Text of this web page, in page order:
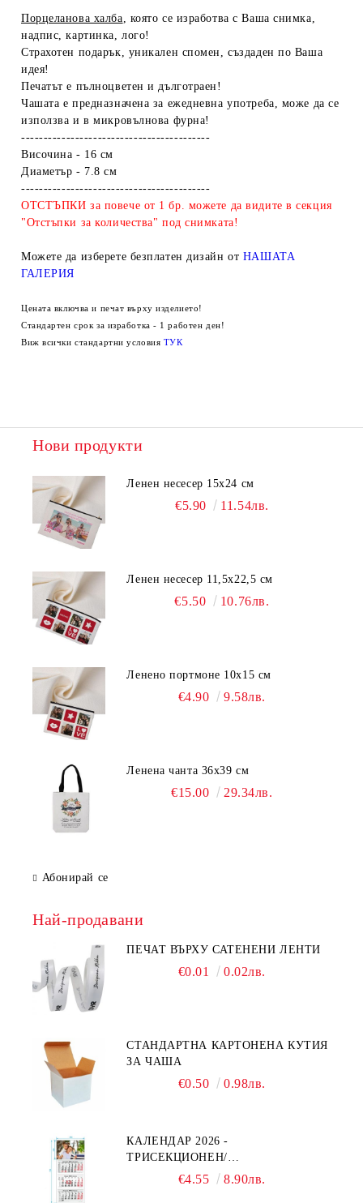
Порцеланова халба, която се изработва с Ваша снимка,
надпис, картинка, лого!
Страхотен подарък, уникален спомен, създаден по Ваша
идея!
Печатът е пълноцветен и дълготраен!
Чашата е предназначена за ежедневна употреба, може да се
използва и в микровълнова фурна!
------------------------------------------
Височина - 16 см
Диаметър - 7.8 см
------------------------------------------
ОТСТЪПКИ за повече от 1 бр. можете да видите в секция
"Отстъпки за количества" под снимката!
Можете да изберете безплатен дизайн от НАШАТА
ГАЛЕРИЯ
Цената включва и печат върху изделието!
Стандартен срок за изработка - 1 работен ден!
Виж всички стандартни условия ТУК
Нови продукти
Ленен несесер 15х24 см
€5.90 11.54лв.
Ленен несесер 11,5х22,5 см
€5.50 10.76лв.
Ленено портмоне 10х15 см
€4.90 9.58лв.
Ленена чанта 36х39 см
€15.00 29.34лв.
Абонирай се
Най-продавани
ПЕЧАТ ВЪРХУ САТЕНЕНИ ЛЕНТИ
€0.01 0.02лв.
СТАНДАРТНА КАРТОНЕНА КУТИЯ
ЗА ЧАША
€0.50 0.98лв.
КАЛЕНДАР 2026 -
ТРИСЕКЦИОНЕН/
ЕДНОСЕКЦИОНЕН
€4.55 8.90лв.